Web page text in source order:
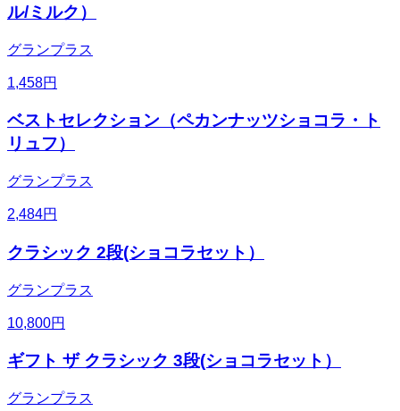
ル/ミルク）
グランプラス
1,458円
ベストセレクション（ペカンナッツショコラ・ト
リュフ）
グランプラス
2,484円
クラシック 2段(ショコラセット）
グランプラス
10,800円
ギフト ザ クラシック 3段(ショコラセット）
グランプラス